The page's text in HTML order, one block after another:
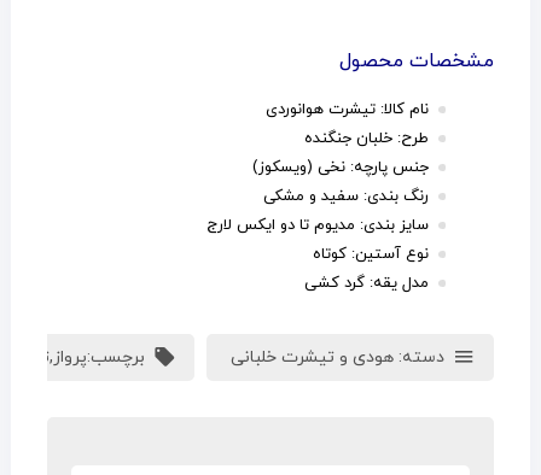
مشخصات محصول
نام کالا: تیشرت هوانوردی
طرح: خلبان جنگنده
جنس پارچه: نخی (ویسکوز)
رنگ بندی: سفید و مشکی
سایز بندی: مدیوم تا دو ایکس لارج
نوع آستین: کوتاه
مدل یقه: گرد کشی
دسته: هودی و تیشرت خلبانی برچسب:پرواز ,